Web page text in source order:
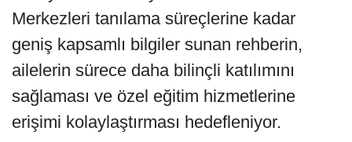
Merkezleri tanılama süreçlerine kadar
geniş kapsamlı bilgiler sunan rehberin,
ailelerin sürece daha bilinçli katılımını
sağlaması ve özel eğitim hizmetlerine
erişimi kolaylaştırması hedefleniyor.